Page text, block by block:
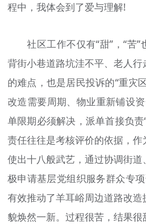
程中，我体会到了爱与理解!
社区工作不仅有“甜”，“苦”
背街小巷道路坑洼不平、老人行
的难点，也是居民投诉的“重灾
改造需要周期、物业重新铺设
单限期必须解决，派单首接负责
责任往往是考核评价的依据，
使出十八般武艺，通过协调街
极申请基层党组织服务群众专
有效推动了羊耳峪周边道路改
貌焕然一新。过程很苦，结果